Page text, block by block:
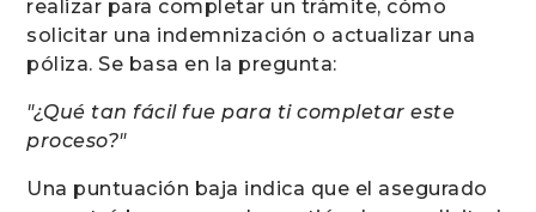
realizar para completar un trámite, cómo
solicitar una indemnización o actualizar una
póliza. Se basa en la pregunta:
"¿Qué tan fácil fue para ti completar este
proceso?"
Una puntuación baja indica que el asegurado